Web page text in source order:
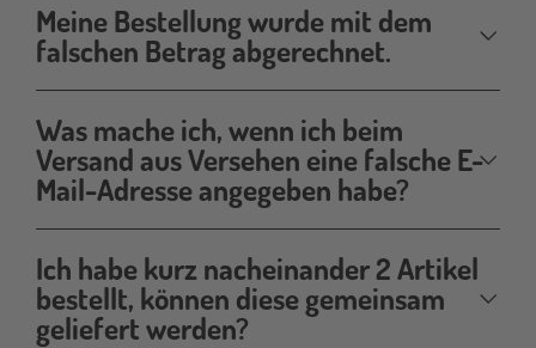
Meine Bestellung wurde mit dem
falschen Betrag abgerechnet.
Was mache ich, wenn ich beim
Versand aus Versehen eine falsche E-
Mail-Adresse angegeben habe?
Ich habe kurz nacheinander 2 Artikel
bestellt, können diese gemeinsam
geliefert werden?